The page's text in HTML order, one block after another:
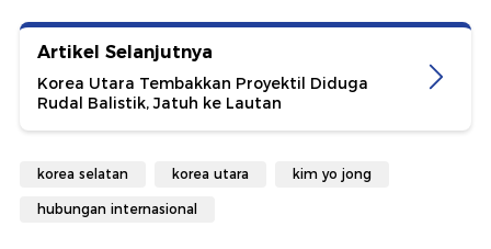
Artikel Selanjutnya
Korea Utara Tembakkan Proyektil Diduga
Rudal Balistik, Jatuh ke Lautan
korea selatan korea utara kim yo jong
hubungan internasional